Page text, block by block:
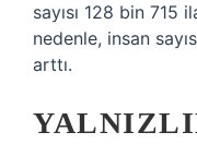
sayısı 128 bin 715
nedenle, insan
arttı.